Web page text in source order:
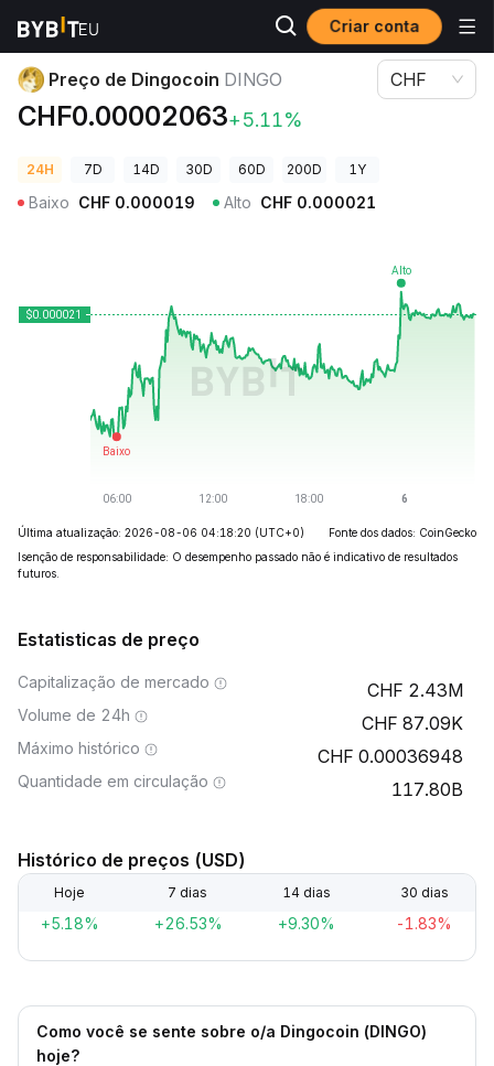
Criar conta
Preços de Criptomoedas Preço de Dingocoin DINGO
Preço de Dingocoin DINGO
CHF0.00002063+5.11%
CHF
24H 7D 14D 30D 60D 200D 1Y
Baixo CHF 0.000019 Alto CHF 0.000021
Última atualização: 2026-08-06 04:18:20 (UTC+0)
Fonte dos dados: CoinGecko
Isenção de responsabilidade: O desempenho passado não é indicativo de resultados
futuros.
Estatisticas de preço
Capitalização de mercado 2.43M
Volume de 24h 87.09K
Máximo histórico 0.00036948
Quantidade em circulação 117.80B
Histórico de preços (USD)
Hoje 7 dias 14 dias 30 dias
+5.18% +26.53% +9.30% -1.83%
Como você se sente sobre o/a Dingocoin (DINGO)
hoje?